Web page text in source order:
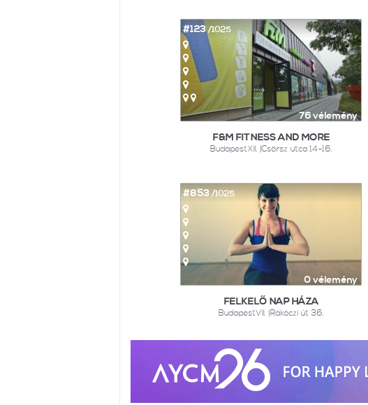
76 vélemény
#123/1025
F&M FITNESS AND MORE
BudapestXII. |Csörsz utca 14-16.
0 vélemény
#853/1025
FELKELŐ NAP HÁZA
BudapestVII. |Rákóczi út 36.